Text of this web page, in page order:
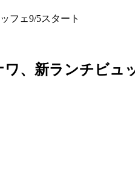
フェ9/5スタート
、新ランチビュ